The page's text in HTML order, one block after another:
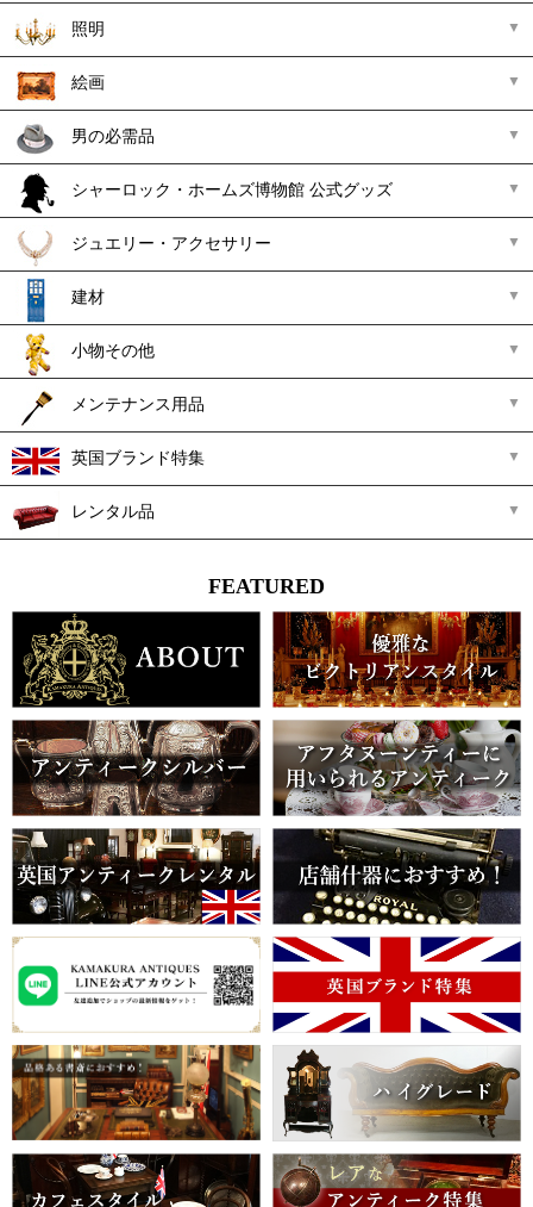
照明
絵画
男の必需品
シャーロック・ホームズ博物館 公式グッズ
ジュエリー・アクセサリー
建材
小物その他
メンテナンス用品
英国ブランド特集
レンタル品
FEATURED